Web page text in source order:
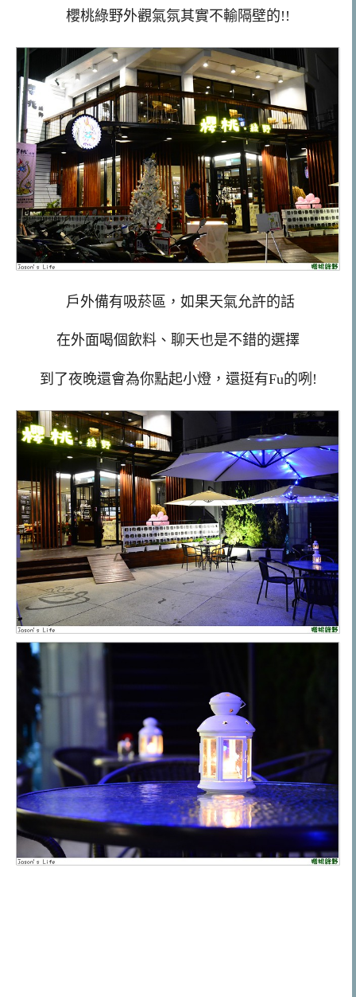
櫻桃綠野外觀氣氛其實不輸隔壁的!!
戶外備有吸菸區，如果天氣允許的話
在外面喝個飲料、聊天也是不錯的選擇
到了夜晚還會為你點起小燈，還挺有Fu的咧!